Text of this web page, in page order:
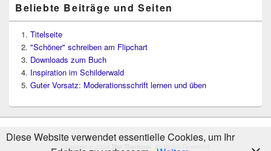
Beliebte Beiträge und Seiten
Titelseite
"Schöner" schreiben am Flipchart
Downloads zum Buch
Inspiration im Schilderwald
Guter Vorsatz: Moderationsschrift lernen und üben
Copyright © 2026 Tim Themann . All Rights Reserved.
Diese Website verwendet essentielle Cookies, um Ihr